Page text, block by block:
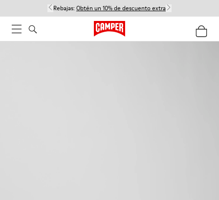
Rebajas: Obtén un 10% de descuento extra